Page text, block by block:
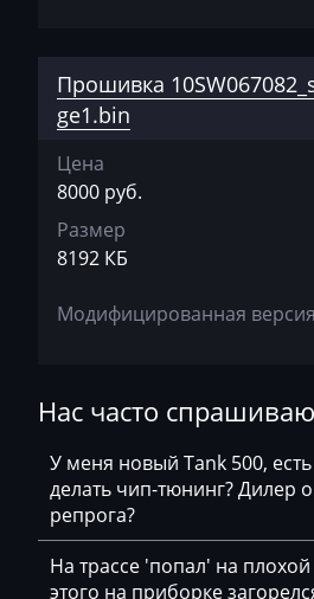
Genie
Genset
GMC
Great Wall
Haima
Hamm
Hatz
Haval
Прошивка
ge1.bin
Цена
8000 руб.
Размер
8192 КБ
Модифицированная
Нас часто
У меня новый Tank 500,
делать чип-тюнинг? Дилер
репрога?
На трассе 'попал' на
этого на приборке